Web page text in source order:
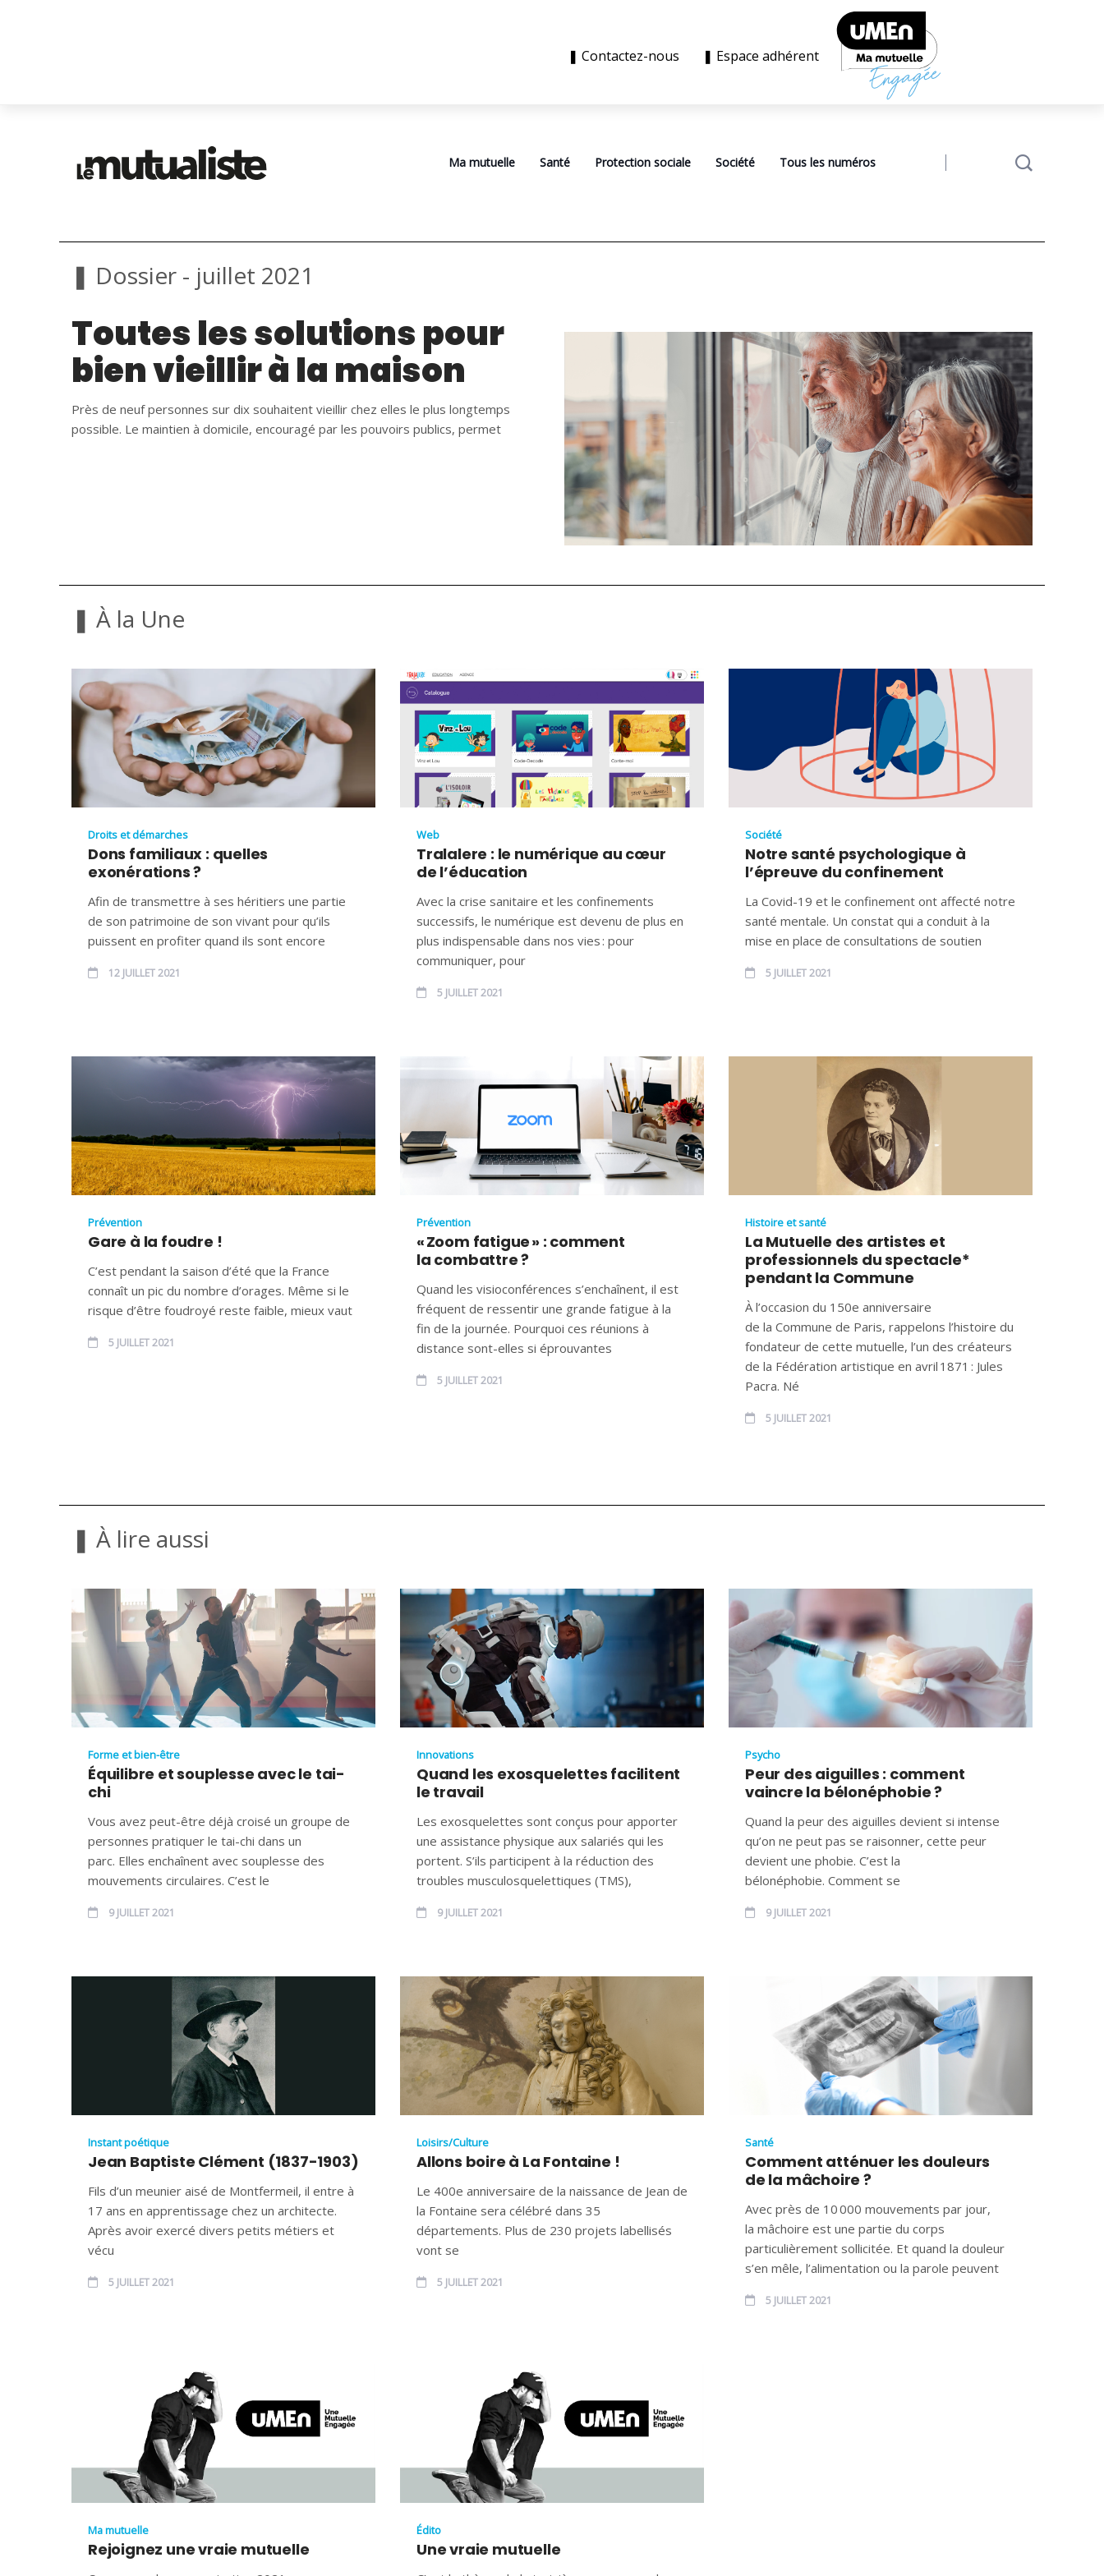
❚ Contactez-nous ❚ Espace adhérent
Ma mutuelle Santé Protection sociale Société Tous les numéros
❚ Dossier - juillet 2021
Toutes les solutions pour
bien vieillir à la maison
Près de neuf personnes sur dix souhaitent vieillir chez elles le plus longtemps
possible. Le maintien à domicile, encouragé par les pouvoirs publics, permet
❚ À la Une
Droits et démarches
Dons familiaux : quelles
exonérations ?
Afin de transmettre à ses héritiers une partie
de son patrimoine de son vivant pour qu’ils
puissent en profiter quand ils sont encore
12 JUILLET 2021
Web
Tralalere : le numérique au cœur
de l’éducation
Avec la crise sanitaire et les confinements
successifs, le numérique est devenu de plus en
plus indispensable dans nos vies : pour
communiquer, pour
5 JUILLET 2021
Société
Notre santé psychologique à
l’épreuve du confinement
La Covid-19 et le confinement ont affecté notre
santé mentale. Un constat qui a conduit à la
mise en place de consultations de soutien
5 JUILLET 2021
Prévention
Gare à la foudre !
C’est pendant la saison d’été que la France
connaît un pic du nombre d’orages. Même si le
risque d’être foudroyé reste faible, mieux vaut
5 JUILLET 2021
Prévention
« Zoom fatigue » : comment
la combattre ?
Quand les visioconférences s’enchaînent, il est
fréquent de ressentir une grande fatigue à la
fin de la journée. Pourquoi ces réunions à
distance sont-elles si éprouvantes
5 JUILLET 2021
Histoire et santé
La Mutuelle des artistes et
professionnels du spectacle*
pendant la Commune
À l’occasion du 150e anniversaire
de la Commune de Paris, rappelons l’histoire du
fondateur de cette mutuelle, l’un des créateurs
de la Fédération artistique en avril 1871 : Jules
Pacra. Né
5 JUILLET 2021
❚ À lire aussi
Forme et bien-être
Équilibre et souplesse avec le tai-
chi
Vous avez peut-être déjà croisé un groupe de
personnes pratiquer le tai-chi dans un
parc. Elles enchaînent avec souplesse des
mouvements circulaires. C’est le
9 JUILLET 2021
Innovations
Quand les exosquelettes facilitent
le travail
Les exosquelettes sont conçus pour apporter
une assistance physique aux salariés qui les
portent. S’ils participent à la réduction des
troubles musculosquelettiques (TMS),
9 JUILLET 2021
Psycho
Peur des aiguilles : comment
vaincre la bélonéphobie ?
Quand la peur des aiguilles devient si intense
qu’on ne peut pas se raisonner, cette peur
devient une phobie. C’est la
bélonéphobie. Comment se
9 JUILLET 2021
Instant poétique
Jean Baptiste Clément (1837-1903)
Fils d’un meunier aisé de Montfermeil, il entre à
17 ans en apprentissage chez un architecte.
Après avoir exercé divers petits métiers et
vécu
5 JUILLET 2021
Loisirs/Culture
Allons boire à La Fontaine !
Le 400e anniversaire de la naissance de Jean de
la Fontaine sera célébré dans 35
départements. Plus de 230 projets labellisés
vont se
5 JUILLET 2021
Santé
Comment atténuer les douleurs
de la mâchoire ?
Avec près de 10 000 mouvements par jour,
la mâchoire est une partie du corps
particulièrement sollicitée. Et quand la douleur
s’en mêle, l’alimentation ou la parole peuvent
5 JUILLET 2021
Ma mutuelle
Rejoignez une vraie mutuelle
Édito
Une vraie mutuelle